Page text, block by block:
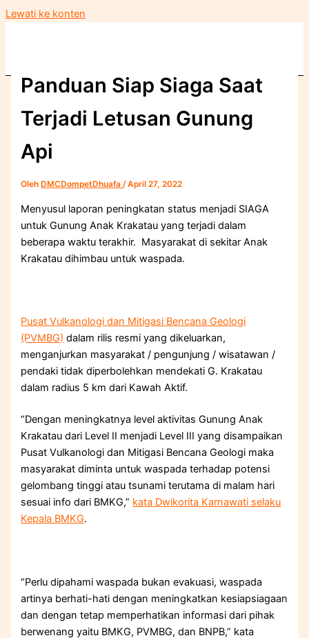
Lewati ke konten
Panduan Siap Siaga Saat
Terjadi Letusan Gunung
Api
Oleh DMCDompetDhuafa/April 27, 2022
Menyusul laporan peningkatan status menjadi SIAGA
untuk Gunung Anak Krakatau yang terjadi dalam
beberapa waktu terakhir. Masyarakat di sekitar Anak
Krakatau dihimbau untuk waspada.
Pusat Vulkanologi dan Mitigasi Bencana Geologi
(PVMBG) dalam rilis resmi yang dikeluarkan,
menganjurkan masyarakat / pengunjung / wisatawan /
pendaki tidak diperbolehkan mendekati G. Krakatau
dalam radius 5 km dari Kawah Aktif.
“Dengan meningkatnya level aktivitas Gunung Anak
Krakatau dari Level II menjadi Level III yang disampaikan
Pusat Vulkanologi dan Mitigasi Bencana Geologi maka
masyarakat diminta untuk waspada terhadap potensi
gelombang tinggi atau tsunami terutama di malam hari
sesuai info dari BMKG,” kata Dwikorita Karnawati selaku
Kepala BMKG.
“Perlu dipahami waspada bukan evakuasi, waspada
artinya berhati-hati dengan meningkatkan kesiapsiagaan
dan dengan tetap memperhatikan informasi dari pihak
berwenang yaitu BMKG, PVMBG, dan BNPB,” kata